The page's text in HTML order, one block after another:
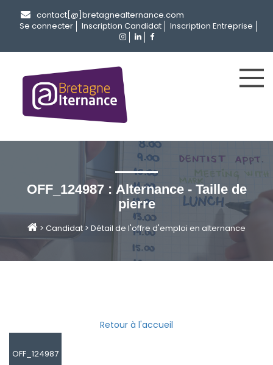
contact[@]bretagnealternance.com
Se connecter
Inscription Candidat Inscription Entreprise
OFF_124987 : Alternance - Taille de
pierre
> Candidat > Détail de l'offre d'emploi en alternance
Retour à l'accueil
OFF_124987